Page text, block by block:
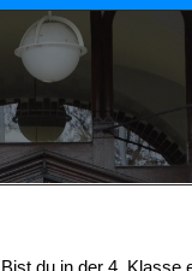
Bist du in der 4. Klasse